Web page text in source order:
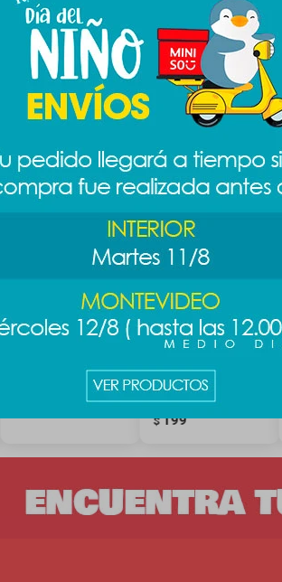
Productos que te pueden interesar
alimentos 350ml
alimentos 4 pcs -
diseño 1
$ 199